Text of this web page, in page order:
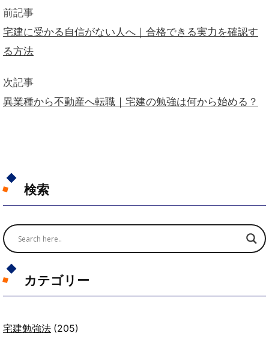
前記事
宅建に受かる自信がない人へ｜合格できる実力を確認す
る方法
次記事
異業種から不動産へ転職｜宅建の勉強は何から始める？
検索
カテゴリー
宅建勉強法 (205)